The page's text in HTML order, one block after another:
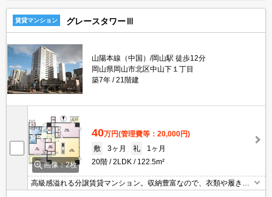
賃貸マンション グレースタワーⅢ
山陽本線（中国）/岡山駅 徒歩12分
岡山県岡山市北区中山下１丁目
築7年
21階建
画像：2枚
40万円(管理費等：20,000円)
敷
3ヶ月 礼
1ヶ月
20階
2LDK 122.5m²
高級感溢れる分譲賃貸マンション。収納豊富なので、衣類や履き物
の整理がしやすく便利。防犯カメラが設置されているため犯罪への